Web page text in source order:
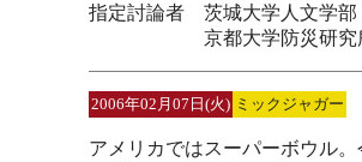
指定討論者 茨城大学
京都大学防災研
2006年02月07日(火) ミックジャガー
アメリカではスーパーボウル